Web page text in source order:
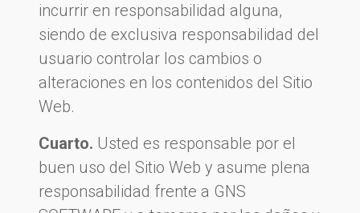
incurrir en responsabilidad alguna,
siendo de exclusiva responsabilidad del
usuario controlar los cambios o
alteraciones en los contenidos del Sitio
Web.
Cuarto. Usted es responsable por el
buen uso del Sitio Web y asume plena
responsabilidad frente a GNS